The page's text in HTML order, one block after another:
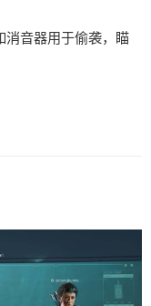
消音器用于偷袭，瞄